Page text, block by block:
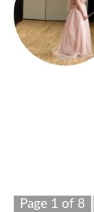
Page 1 of 8